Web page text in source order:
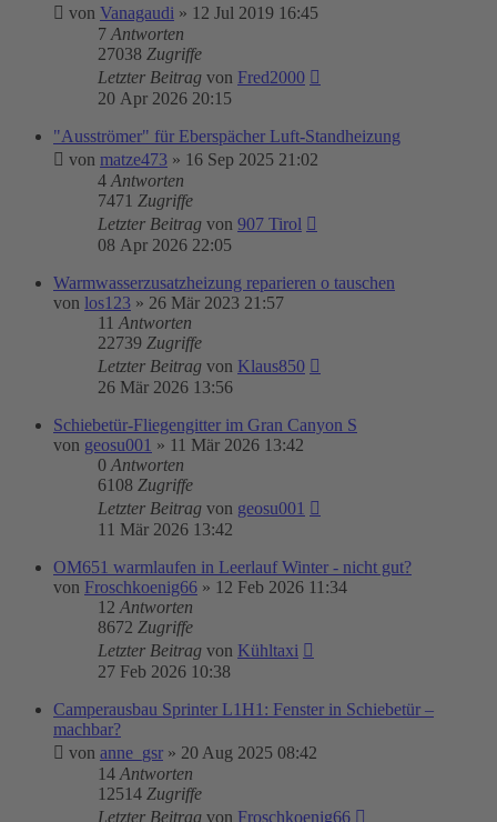
von Vanagaudi » 12 Jul 2019 16:45
7 Antworten
27038 Zugriffe
Letzter Beitrag von Fred2000
20 Apr 2026 20:15
"Ausströmer" für Eberspächer Luft-Standheizung
von matze473 » 16 Sep 2025 21:02
4 Antworten
7471 Zugriffe
Letzter Beitrag von 907 Tirol
08 Apr 2026 22:05
Warmwasserzusatzheizung reparieren o tauschen
von los123 » 26 Mär 2023 21:57
11 Antworten
22739 Zugriffe
Letzter Beitrag von Klaus850
26 Mär 2026 13:56
Schiebetür-Fliegengitter im Gran Canyon S
von geosu001 » 11 Mär 2026 13:42
0 Antworten
6108 Zugriffe
Letzter Beitrag von geosu001
11 Mär 2026 13:42
OM651 warmlaufen in Leerlauf Winter - nicht gut?
von Froschkoenig66 » 12 Feb 2026 11:34
12 Antworten
8672 Zugriffe
Letzter Beitrag von Kühltaxi
27 Feb 2026 10:38
Camperausbau Sprinter L1H1: Fenster in Schiebetür –
machbar?
von anne_gsr » 20 Aug 2025 08:42
14 Antworten
12514 Zugriffe
Letzter Beitrag von Froschkoenig66